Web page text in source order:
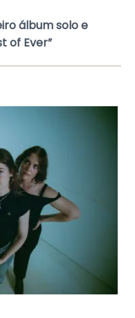
álbum solo e
of Ever”